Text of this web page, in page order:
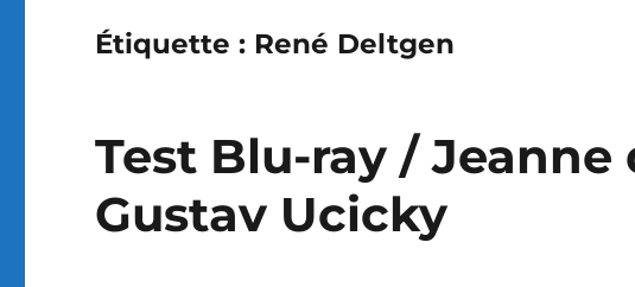
Étiquette : René Deltgen
Test Blu-ray / Jeanne
Gustav Ucicky